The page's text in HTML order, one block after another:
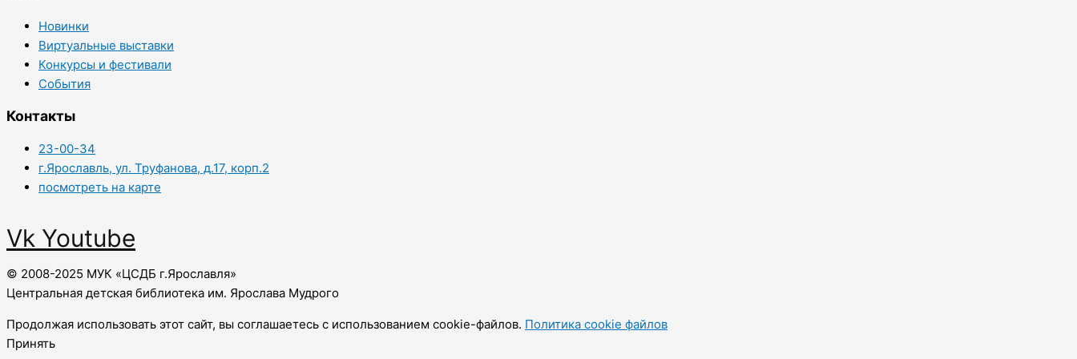
Новинки
Виртуальные выставки
Конкурсы и фестивали
События
Контакты
23-00-34
г.Ярославль, ул. Труфанова, д.17, корп.2
посмотреть на карте
Vk Youtube
© 2008-2025 МУК «ЦСДБ г.Ярославля»
Центральная детская библиотека им. Ярослава Мудрого
Продолжая использовать этот сайт, вы соглашаетесь с использованием cookie-файлов. Политика cookie файлов
Принять